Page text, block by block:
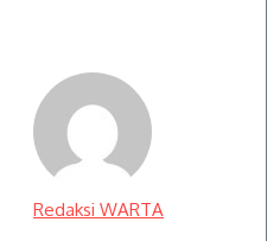
Redaksi WARTA